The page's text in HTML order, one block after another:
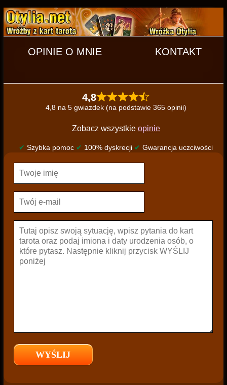
OPINIE O MNIE KONTAKT
4,8
4,8 na 5 gwiazdek (na podstawie 365 opinii)
Zobacz wszystkie opinie
✔ Szybka pomoc ✔ 100% dyskrecji ✔ Gwarancja uczciwości